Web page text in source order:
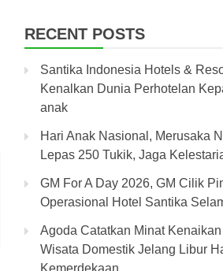
RECENT POSTS
Santika Indonesia Hotels &
Kenalkan Dunia Perhotelan
anak
Hari Anak Nasional, Merusaka
Lepas 250 Tukik, Jaga
GM For A Day 2026, GM Cilik
Operasional Hotel Santika
Agoda Catatkan Minat
Wisata Domestik Jelang Libur